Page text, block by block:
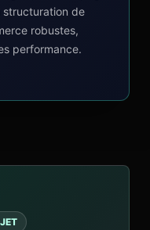
structuration de
robustes,
performance.